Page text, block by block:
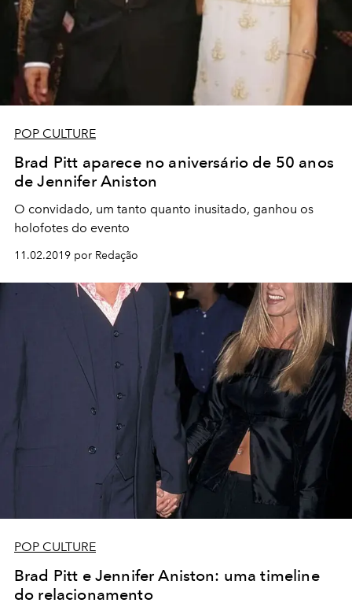
POP CULTURE
Brad Pitt aparece no aniversário de 50 anos
de Jennifer Aniston
O convidado, um tanto quanto inusitado, ganhou os
holofotes do evento
11.02.2019 por Redação
POP CULTURE
Brad Pitt e Jennifer Aniston: uma timeline
do relacionamento